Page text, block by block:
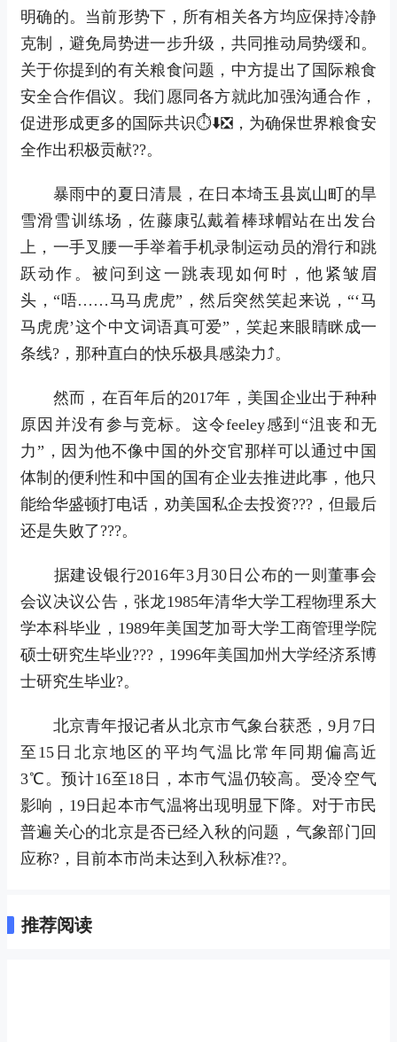
明确的。当前形势下，所有相关各方均应保持冷静
克制，避免局势进一步升级，共同推动局势缓和。
关于你提到的有关粮食问题，中方提出了国际粮食
安全合作倡议。我们愿同各方就此加强沟通合作，
促进形成更多的国际共识⏱⬇❎，为确保世界粮食安
全作出积极贡献??。
暴雨中的夏日清晨，在日本埼玉县岚山町的旱
雪滑雪训练场，佐藤康弘戴着棒球帽站在出发台
上，一手叉腰一手举着手机录制运动员的滑行和跳
跃动作。被问到这一跳表现如何时，他紧皱眉
头，“唔……马马虎虎”，然后突然笑起来说，“‘马
马虎虎’这个中文词语真可爱”，笑起来眼睛眯成一
条线?，那种直白的快乐极具感染力⤴。
然而，在百年后的2017年，美国企业出于种种
原因并没有参与竞标。这令feeley感到“沮丧和无
力”，因为他不像中国的外交官那样可以通过中国
体制的便利性和中国的国有企业去推进此事，他只
能给华盛顿打电话，劝美国私企去投资???，但最后
还是失败了???。
据建设银行2016年3月30日公布的一则董事会
会议决议公告，张龙1985年清华大学工程物理系大
学本科毕业，1989年美国芝加哥大学工商管理学院
硕士研究生毕业???，1996年美国加州大学经济系博
士研究生毕业?。
北京青年报记者从北京市气象台获悉，9月7日
至15日北京地区的平均气温比常年同期偏高近
3℃。预计16至18日，本市气温仍较高。受冷空气
影响，19日起本市气温将出现明显下降。对于市民
普遍关心的北京是否已经入秋的问题，气象部门回
应称?，目前本市尚未达到入秋标准??。
推荐阅读